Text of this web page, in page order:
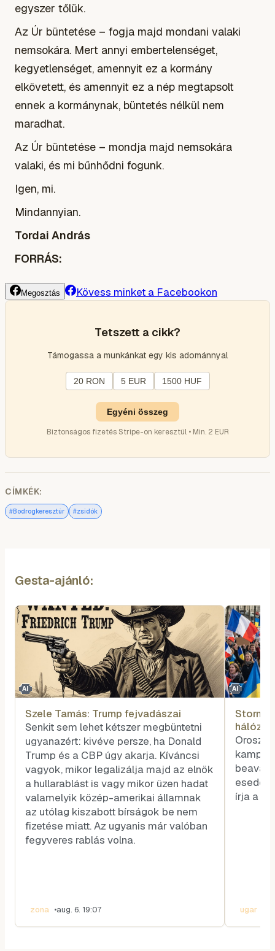
egyszer tőlük.
Az Úr büntetése – fogja majd mondani valaki
nemsokára. Mert annyi embertelenséget,
kegyetlenséget, amennyit ez a kormány
elkövetett, és amennyit ez a nép megtapsolt
ennek a kormánynak, büntetés nélkül nem
maradhat.
Az Úr büntetése – mondja majd nemsokára
valaki, és mi bűnhődni fogunk.
Igen, mi.
Mindannyian.
Tordai András
FORRÁS:
Megosztás Kövess minket a Facebookon
Tetszett a cikk?
Támogassa a munkánkat egy kis adománnyal
20 RON 5 EUR 1500 HUF
Egyéni összeg
Biztonságos fizetés Stripe-on keresztül • Min. 2 EUR
CÍMKÉK:
#Bodrogkeresztúr #zsidók
Gesta-ajánló:
AI
Szele Tamás: Trump fejvadászai
Senkit sem lehet kétszer megbüntetni
ugyanazért: kivéve persze, ha Donald
Trump és a CBP úgy akarja. Kíváncsi
vagyok, mikor legalizálja majd az elnök
a hullarablást is vagy mikor üzen hadat
valamelyik közép-amerikai államnak
az utólag kiszabott bírságok be nem
fizetése miatt. Az ugyanis már valóban
fegyveres rablás volna.
zona •aug. 6. 19:07
AI
Storm-
Orosz
írja a
ugar